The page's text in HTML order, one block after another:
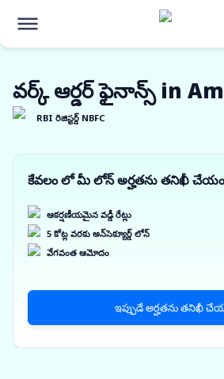
వర్క్ ఆర్డర్ ఫైనాన్స్ in
RBI రిజిస్టర్డ్ NBFC
కేవలం లో మీ లోన్ అర్హతను తనిఖీ
ఆకర్షణీయమైన వడ్డీ రేట్లు
5 కోట్ల వరకు అన్‌సెక్యూర్డ్ లోన్
వేగవంత ఆమోదం
ఇప్పుడే అర్హతను తనిఖీ